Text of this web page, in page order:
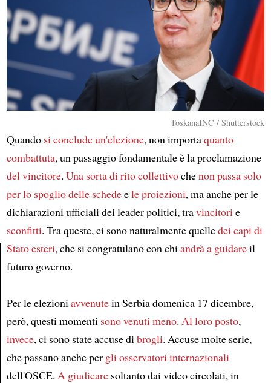
ToskanaINC / Shutterstock
Quando si conclude un'elezione, non importaquanto
combattuta, un passaggio fondamentale è la proclamazione
del vincitore. Una sorta di rito collettivochenon passa solo
perlo spoglio delle schedeele proiezioni, ma anche per le
dichiarazioni ufficiali dei leader politici, travincitorie
sconfitti. Tra queste, ci sono naturalmente quelledei capi di
Stato esteri, che si congratulano con chiandrà a guidareil
futuro governo.
Per le elezioniavvenutein Serbia domenica 17 dicembre,
però, questi momenti sono venuti meno. Al loro posto,
invece, ci sono state accuse dibrogli. Accuse molte serie,
che passano anche per gli osservatori internazionali
dell'OSCE. A giudicaresoltanto dai video circolati, in